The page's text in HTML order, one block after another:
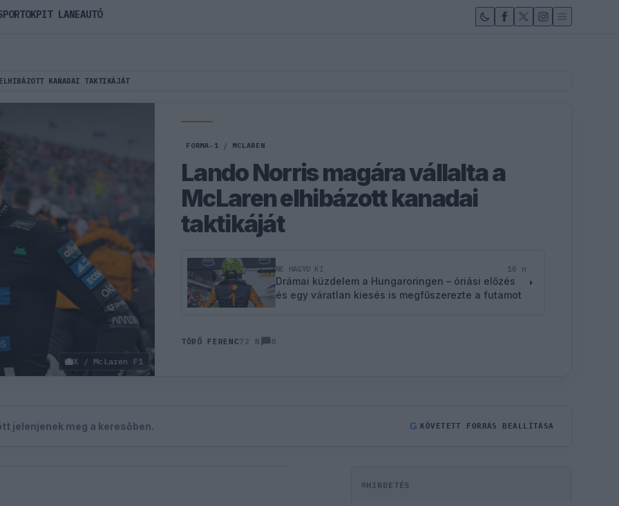
KANADAI TAKTIKÁJÁT
X / McLaren F1
FORMA-1 / MCLAREN
Lando Norris magára vállalta a
McLaren elhibázott kanadai
taktikáját
NE HAGYD KI 10 n
Drámai küzdelem a Hungaroringen – óriási előzés
és egy váratlan kiesés is megfűszerezte a futamot
TÖRŐ FERENC72 N 0
jelenjenek meg a keresőben. G KÖVETETT FORRÁS BEÁLLÍTÁSA
HIRDETÉS
PIT LANEAUTÓ